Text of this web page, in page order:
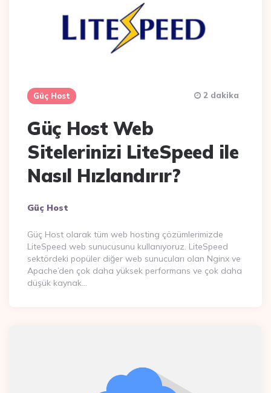
Güç Host
Güç Host Web
Sitelerinizi LiteSpeed ile
Nasıl Hızlandırır?
Posted
Güç Host
2 dakika
Güç Host olarak tüm web hosting çözümlerimizde
LiteSpeed web sunucusunu kullanıyoruz. LiteSpeed
sektördeki popüler diğer web sunucuları olan Nginx ve
Apache’den çok daha yüksek performans ve çok daha
düşük kaynak…